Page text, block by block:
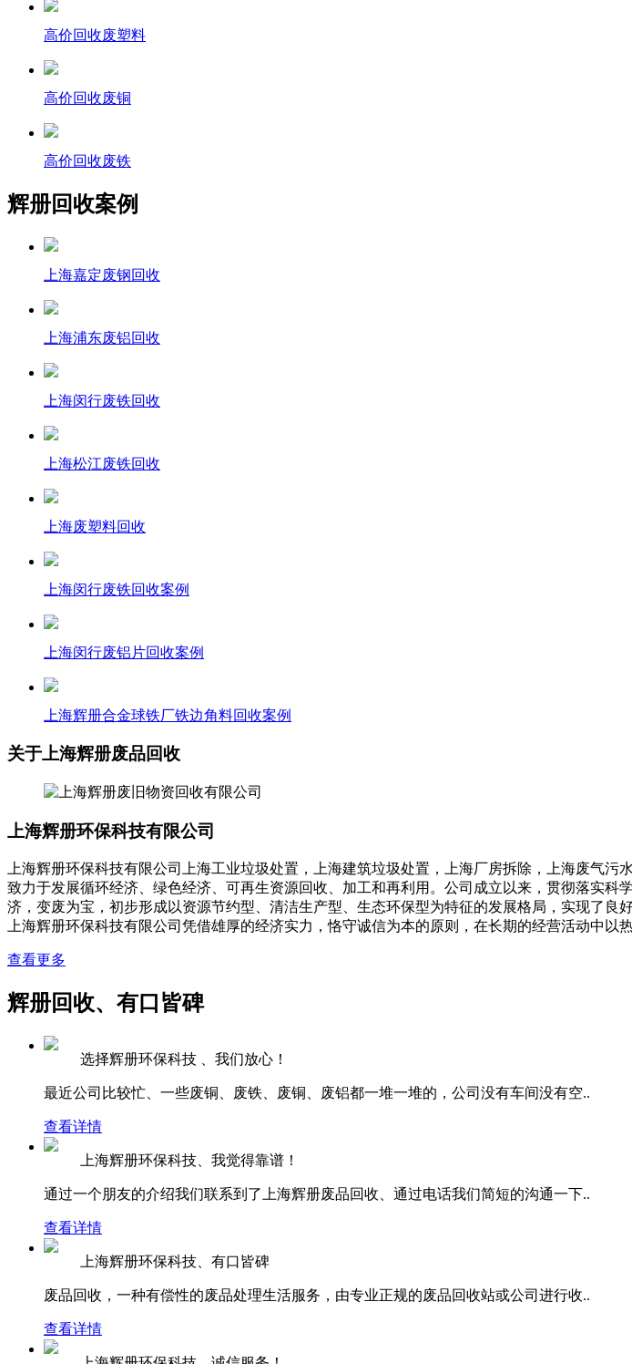
高价回收废塑料
高价回收废铜
高价回收废铁
辉册回收案例
上海嘉定废钢回收
上海浦东废铝回收
上海闵行废铁回收
上海松江废铁回收
上海废塑料回收
上海闵行废铁回收案例
上海闵行废铝片回收案例
上海辉册合金球铁厂铁边角料回收案例
关于上海辉册废品回收
上海辉册环保科技有限公司
上海辉册环保科技有限公司上海工业垃圾处置，上海建筑垃圾处置，上海厂房拆除，上海废气污
致力于发展循环经济、绿色经济、可再生资源回收、加工和再利用。公司成立以来，贯彻落实
济，变废为宝，初步形成以资源节约型、清洁生产型、生态环保型为特征的发展格局，实现了良
上海辉册环保科技有限公司凭借雄厚的经济实力，恪守诚信为本的原则，在长期的经营活动中以
查看更多
辉册回收、有口皆碑
选择辉册环保科技 、我们放心！
最近公司比较忙、一些废铜、废铁、废铜、废铝都一堆一堆的，公司没有车间没有空..
查看详情
上海辉册环保科技、我觉得靠谱！
通过一个朋友的介绍我们联系到了上海辉册废品回收、通过电话我们简短的沟通一下..
查看详情
上海辉册环保科技、有口皆碑
废品回收，一种有偿性的废品处理生活服务，由专业正规的废品回收站或公司进行收..
查看详情